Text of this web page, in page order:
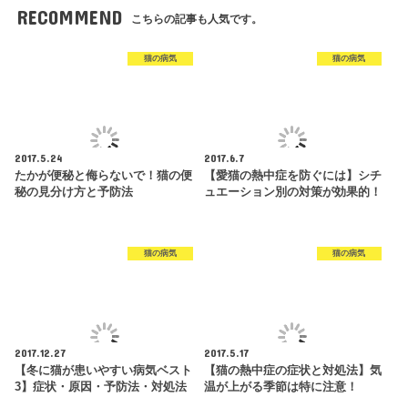
RECOMMEND こちらの記事も人気です。
猫の病気
2017.5.24
たかが便秘と侮らないで！猫の便
秘の見分け方と予防法
猫の病気
2017.6.7
【愛猫の熱中症を防ぐには】シチ
ュエーション別の対策が効果的！
猫の病気
2017.12.27
【冬に猫が患いやすい病気ベスト
3】症状・原因・予防法・対処法
猫の病気
2017.5.17
【猫の熱中症の症状と対処法】気
温が上がる季節は特に注意！